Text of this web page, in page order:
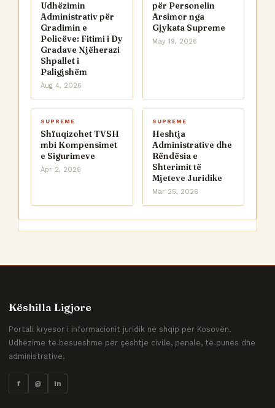
Udhëzimin
Administrativ për
Gradimin e
Policëve: Fitimi i Dy
Gradave Njëherazi
Shpallet i
Paligjshëm
Aug 4, 2026
për Personelin
Arsimor nga
Gjykata Supreme
May 19, 2026
SUPREME
Shfuqizohet TVSH
mbi Kompensimet
e Sigurimeve
Apr 2, 2026
SUPREME
Heshtja
Administrative dhe
Rëndësia e
Shterimit të
Mjeteve Juridike
Mar 25, 2026
Këshilla Ligjore
Portali kryesor i informacionit juridik në shqip për Kosovën.
Udhëzime të besueshme për çështje civile, penale, të punës dhe
administrative.
f @ in